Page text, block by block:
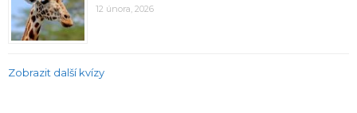
12 února, 2026
Zobrazit další kvízy